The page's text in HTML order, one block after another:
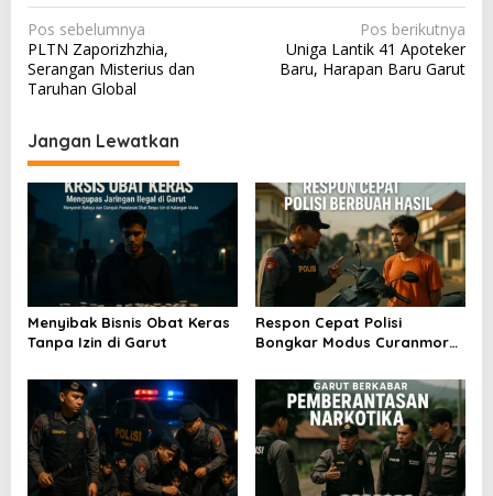
N
a
v
g
a
s
o
s
Pos sebelumnya
PLTN Zaporizhzhia,
Serangan Misterius dan
Taruhan Global
Pos berikutnya
Uniga Lantik 41 Apoteker
Baru, Harapan Baru Garut
Jangan Lewatkan
Menyibak Bisnis Obat Keras
Tanpa Izin di Garut
Respon Cepat Polisi
Bongkar Modus Curanmor